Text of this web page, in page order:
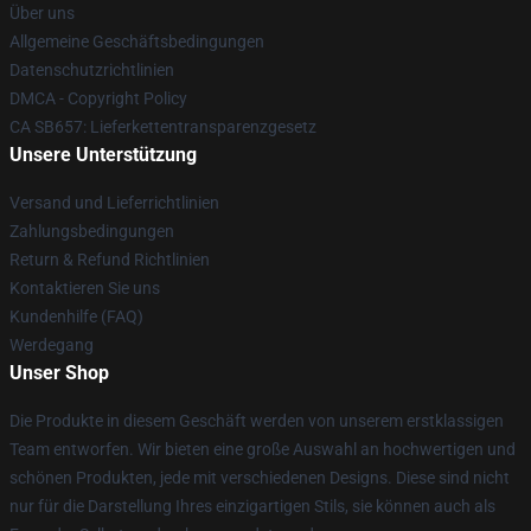
Über uns
Allgemeine Geschäftsbedingungen
Datenschutzrichtlinien
DMCA - Copyright Policy
CA SB657: Lieferkettentransparenzgesetz
Unsere Unterstützung
Versand und Lieferrichtlinien
Zahlungsbedingungen
Return & Refund Richtlinien
Kontaktieren Sie uns
Kundenhilfe (FAQ)
Werdegang
Unser Shop
Die Produkte in diesem Geschäft werden von unserem erstklassigen
Team entworfen. Wir bieten eine große Auswahl an hochwertigen und
schönen Produkten, jede mit verschiedenen Designs. Diese sind nicht
nur für die Darstellung Ihres einzigartigen Stils, sie können auch als